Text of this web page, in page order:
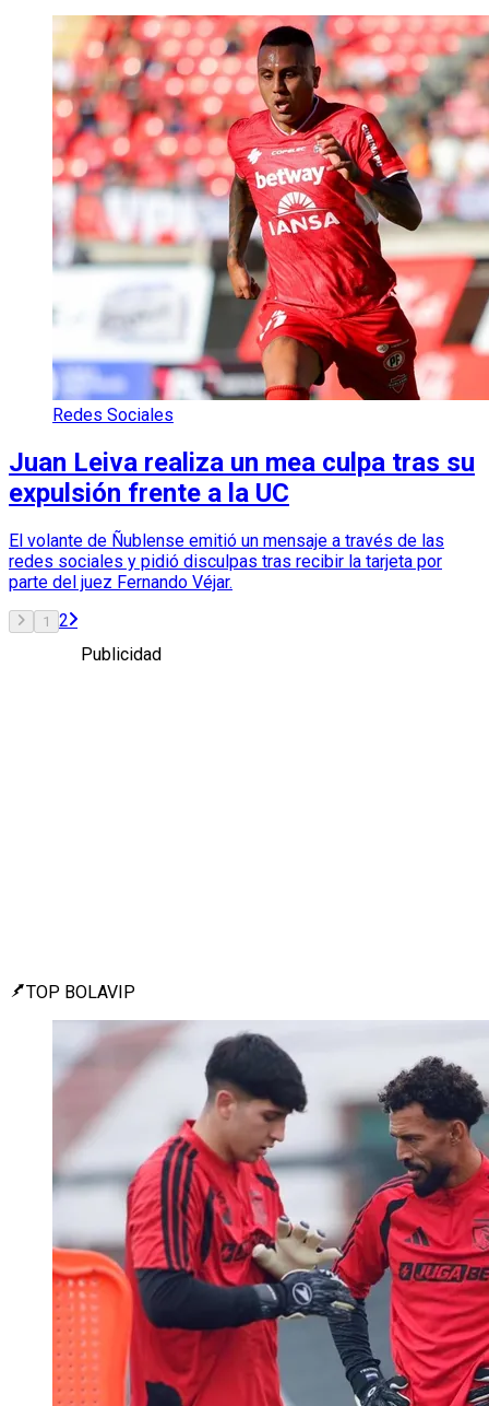
Redes Sociales
Juan Leiva realiza un mea culpa tras su
expulsión frente a la UC
El volante de Ñublense emitió un mensaje a través de las
redes sociales y pidió disculpas tras recibir la tarjeta por
parte del juez Fernando Véjar.
1
2
Publicidad
TOP BOLAVIP